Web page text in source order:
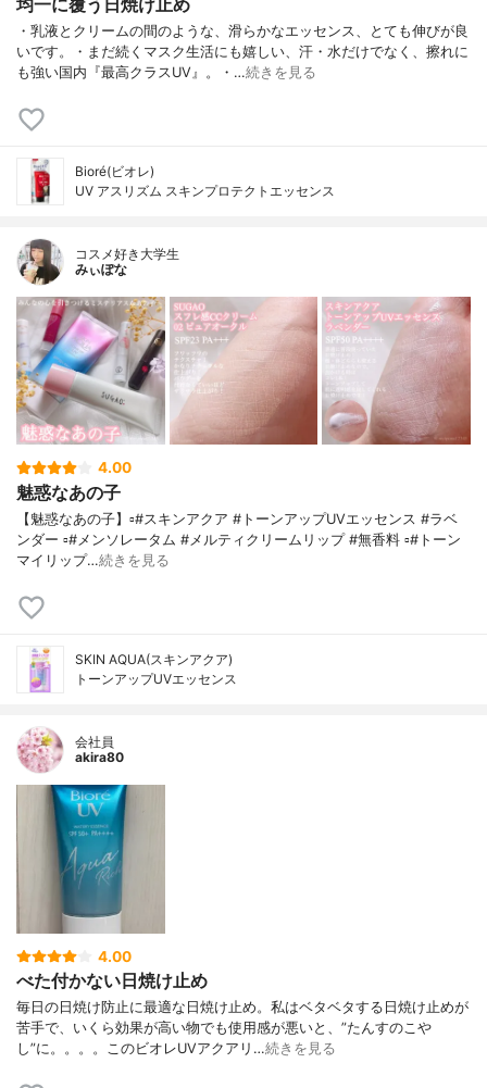
・乳液とクリームの間のような、滑らかなエッセンス、とても伸びが良
いです。・まだ続くマスク生活にも嬉しい、汗・水だけでなく、擦れに
も強い国内『最高クラスUV』。・…続きを見る
Bioré(ビオレ)
UV アスリズム スキンプロテクトエッセンス
コスメ好き大学生
みぃぽな
4.00
魅惑なあの子
【魅惑なあの子】▫️#スキンアクア #トーンアップUVエッセンス #ラベ
ンダー ▫️#メンソレータム #メルティクリームリップ #無香料 ▫️#トーン
マイリップ…続きを見る
SKIN AQUA(スキンアクア)
トーンアップUVエッセンス
会社員
akira80
4.00
べた付かない日焼け止め
毎日の日焼け防止に最適な日焼け止め。私はベタベタする日焼け止めが
苦手で、いくら効果が高い物でも使用感が悪いと、”たんすのこや
し”に。。。。このビオレUVアクアリ…続きを見る